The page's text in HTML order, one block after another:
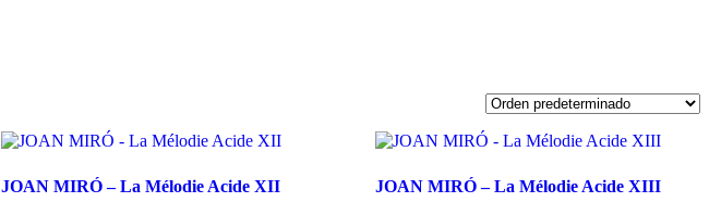
JOAN MIRÓ – La Mélodie Acide XII JOAN MIRÓ – La Mélodie Acide XIII